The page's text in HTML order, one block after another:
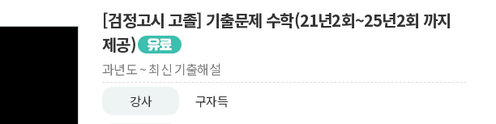
[검정고시 고졸] 기출문제 수학(21년2회~25년2회 까지
제공)
과년도 ~ 최신 기출해설
강사 구자득